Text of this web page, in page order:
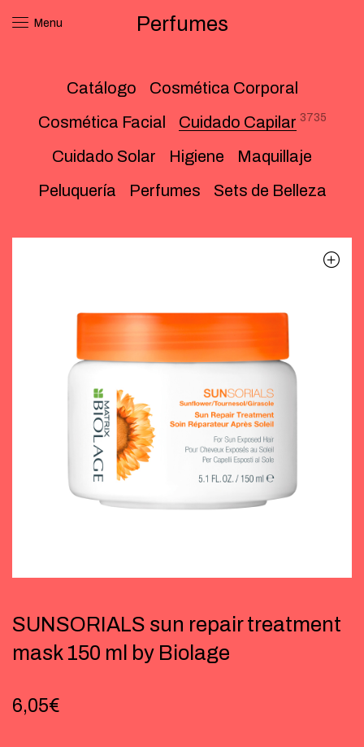
Menu Perfumes
Catálogo
Cosmética Corporal
Cosmética Facial
Cuidado Capilar 3735
Cuidado Solar Higiene
Maquillaje
Peluquería
Perfumes Sets de Belleza
SUNSORIALS sun repair treatment
mask 150 ml by Biolage
6,05€